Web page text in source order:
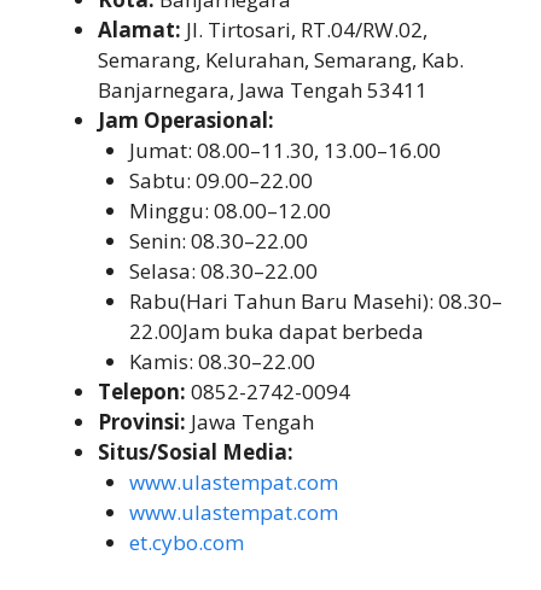
Alamat: Jl. Tirtosari, RT.04/RW.02,
Semarang, Kelurahan, Semarang, Kab.
Banjarnegara, Jawa Tengah 53411
Jam Operasional:
Jumat: 08.00–11.30, 13.00–16.00
Sabtu: 09.00–22.00
Minggu: 08.00–12.00
Senin: 08.30–22.00
Selasa: 08.30–22.00
Rabu(Hari Tahun Baru Masehi): 08.30–
22.00Jam buka dapat berbeda
Kamis: 08.30–22.00
Telepon: 0852-2742-0094
Provinsi: Jawa Tengah
Situs/Sosial Media:
www.ulastempat.com
www.ulastempat.com
et.cybo.com